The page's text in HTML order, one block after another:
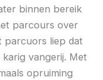
binnen bereik
parcours over
parcuors liep dat
vangerij. Met
opruiming